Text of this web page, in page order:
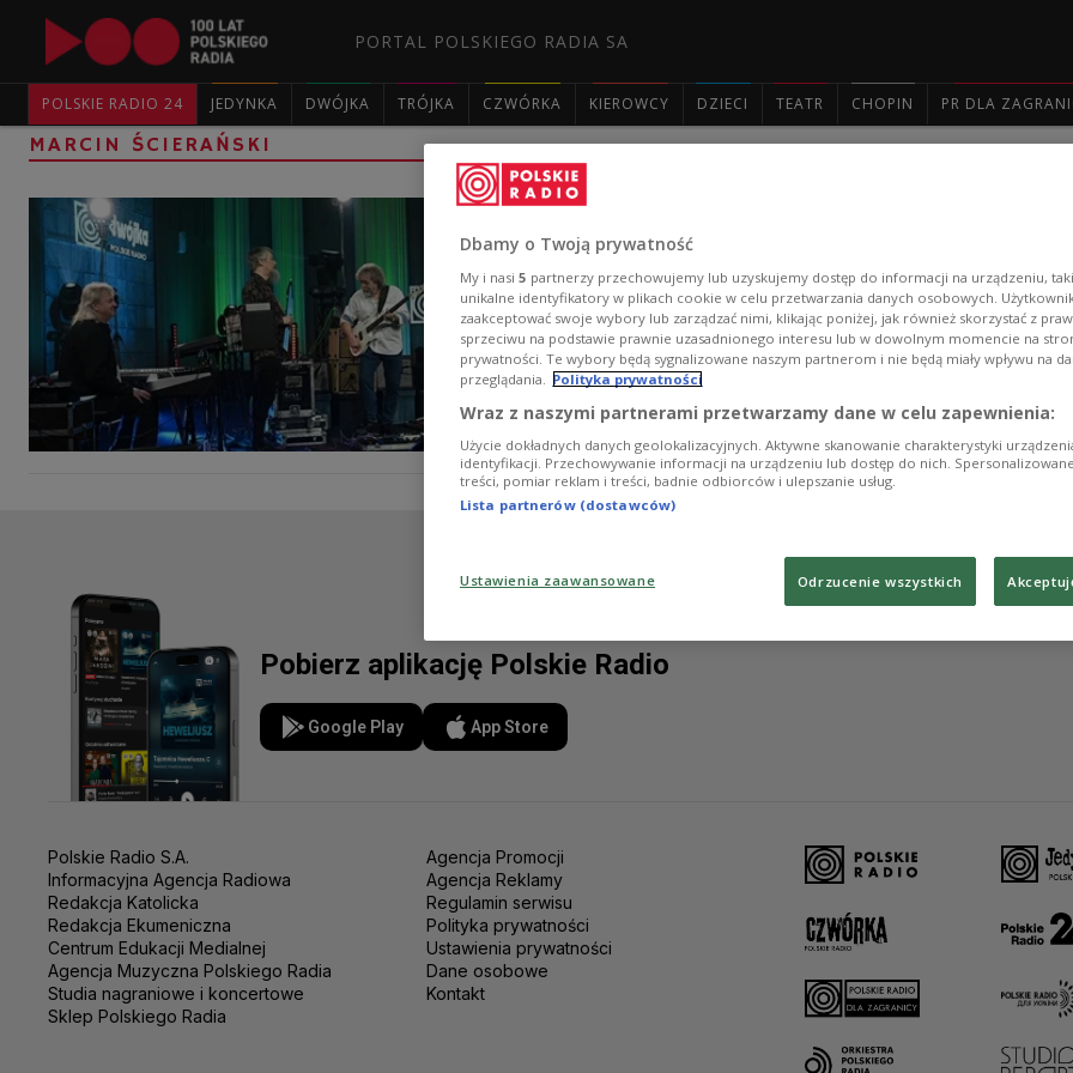
PORTAL POLSKIEGO RADIA SA
POLSKIE RADIO 24 JEDYNKA DWÓJKA TRÓJKA CZWÓRKA KIEROWCY DZIECI TEATR CHOPIN PR DLA
MARCIN ŚCIERAŃSKI
Krzysztof Ścierański Quartet -
Melodyjne partie, improwizowane dźwięki i mistrz
tym razem z udziałem kwartetu Krzysztofa
spokój" autorstwa Krzysztofa Ścierańskiego.
na stronie internetowej, na kanale YouTube i
Zobacz więcej na temat:Krzysztof Ścierański Andrzej Zieliński
Pobierz aplikację Polskie Radio
Google Play App Store
Polskie Radio S.A.
Informacyjna Agencja Radiowa
Redakcja Katolicka
Redakcja Ekumeniczna
Centrum Edukacji Medialnej
Agencja Muzyczna Polskiego Radia
Studia nagraniowe i koncertowe
Sklep Polskiego Radia
Agencja Promocji
Agencja Reklamy
Regulamin serwisu
Polityka prywatności
Ustawienia prywatności
Dane osobowe
Kontakt
Dbamy o Twoją prywatność
My i nasi 5 partnerzy przechowujemy lub uzyskujemy dostęp do informacji na urządzeniu,
unikalne identyfikatory w plikach cookie w celu przetwarzania danych osobowych.
zaakceptować swoje wybory lub zarządzać nimi, klikając poniżej, jak również skorzystać z
sprzeciwu na podstawie prawnie uzasadnionego interesu lub w dowolnym momencie na
prywatności. Te wybory będą sygnalizowane naszym partnerom i nie będą miały wpływu na
przeglądania. Polityka prywatności
Wraz z naszymi partnerami przetwarzamy dane w celu zapewnienia:
Użycie dokładnych danych geolokalizacyjnych. Aktywne skanowanie charakterystyki
identyfikacji. Przechowywanie informacji na urządzeniu lub dostęp do nich.
treści, pomiar reklam i treści, badnie odbiorców i ulepszanie usług.
Lista partnerów (dostawców)
Ustawienia zaawansowane Odrzucenie wszystkich